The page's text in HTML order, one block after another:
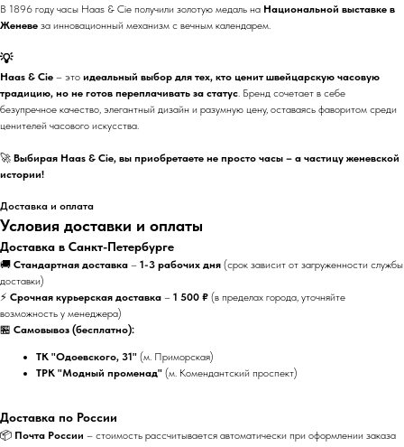
В 1896 году часы Haas & Cie получили золотую медаль на Национальной выставке в
Женеве за инновационный механизм с вечным календарем.
💡
Haas & Cie – это идеальный выбор для тех, кто ценит швейцарскую часовую
традицию, но не готов переплачивать за статус. Бренд сочетает в себе
безупречное качество, элегантный дизайн и разумную цену, оставаясь фаворитом среди
ценителей часового искусства.
🚀 Выбирая Haas & Cie, вы приобретаете не просто часы – а частицу женевской
истории!
Доставка и оплата
Условия доставки и оплаты
Доставка в Санкт-Петербурге
🚚 Стандартная доставка – 1-3 рабочих дня (срок зависит от загруженности службы
доставки)
⚡ Срочная курьерская доставка – 1 500 ₽ (в пределах города, уточняйте
возможность у менеджера)
🏪 Самовывоз (бесплатно):
ТК "Одоевского, 31" (м. Приморская)
ТРК "Модный променад" (м. Комендантский проспект)
Доставка по России
📦 Почта России – стоимость рассчитывается автоматически при оформлении заказа